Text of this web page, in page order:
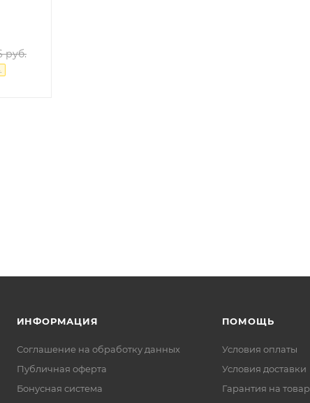
руб.
ИНФОРМАЦИЯ
Соглашение на обработку данных
Публичная оферта
Бонусная система
ПОМОЩЬ
Условия оплаты
Условия доставки
Гарантия на товар